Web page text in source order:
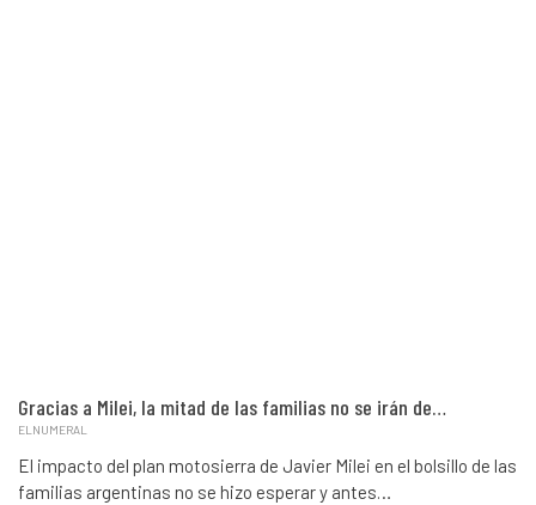
Gracias a Milei, la mitad de las familias no se irán de…
ELNUMERAL
El impacto del plan motosierra de Javier Milei en el bolsillo de las
familias argentinas no se hizo esperar y antes…